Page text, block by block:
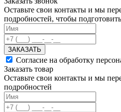
Оставьте свои контакты и мы
подробностей, чтобы
ЗАКАЗАТЬ
Согласие на обработку
Заказать товар
Оставьте свои контакты и мы
подробностей